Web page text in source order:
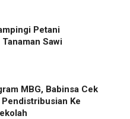
Petani
Sawi
MBG, Babinsa Cek
Pendistribusian Ke